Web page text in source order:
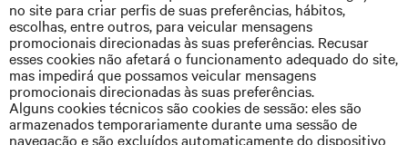
no site para criar perfis de suas preferências, hábitos,
escolhas, entre outros, para veicular mensagens
promocionais direcionadas às suas preferências. Recusar
esses cookies não afetará o funcionamento adequado do site,
mas impedirá que possamos veicular mensagens
promocionais direcionadas às suas preferências.
Alguns cookies técnicos são cookies de sessão: eles são
armazenados temporariamente durante uma sessão de
navegação e são excluídos automaticamente do dispositivo